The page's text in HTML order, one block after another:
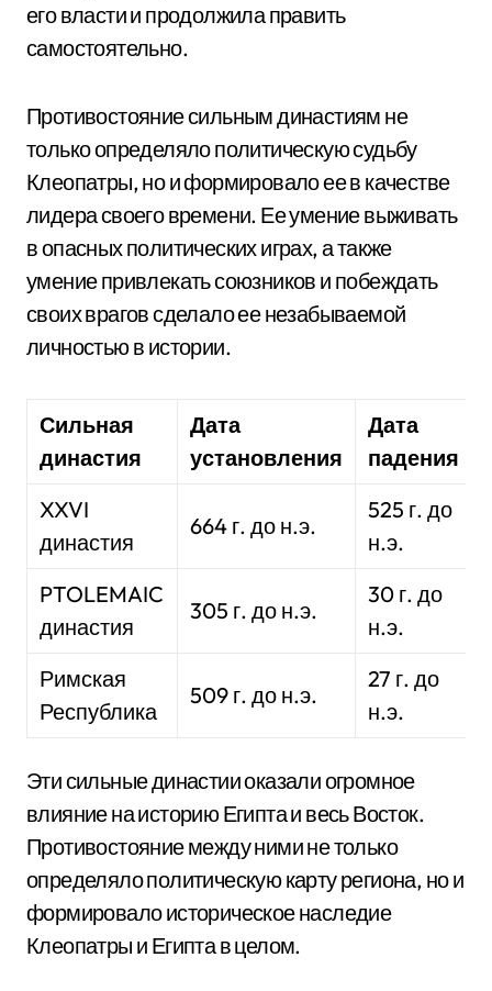
его власти и продолжила править
самостоятельно.
Противостояние сильным династиям не
только определяло политическую судьбу
Клеопатры, но и формировало ее в качестве
лидера своего времени. Ее умение выживать
в опасных политических играх, а также
умение привлекать союзников и побеждать
своих врагов сделало ее незабываемой
личностью в истории.
Сильная
династия
Дата
установления
Дата
падения
XXVI
династия
664 г. до н.э.
525 г. до
н.э.
PTOLEMAIC
династия
305 г. до н.э.
30 г. до
н.э.
Римская
Республика
509 г. до н.э.
27 г. до
н.э.
Эти сильные династии оказали огромное
влияние на историю Египта и весь Восток.
Противостояние между ними не только
определяло политическую карту региона, но и
формировало историческое наследие
Клеопатры и Египта в целом.